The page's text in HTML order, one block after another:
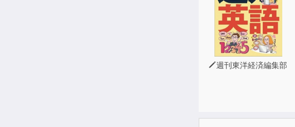
週刊東洋経済編集部